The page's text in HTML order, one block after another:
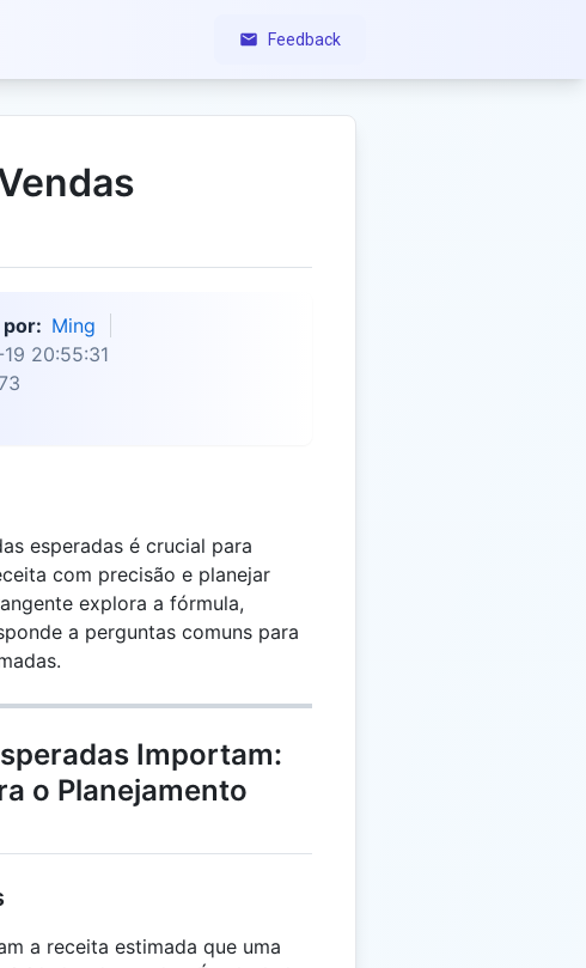
Feedback
por: Ming
20:55:31
esperadas é crucial para
com precisão e planejar
explora a fórmula,
a perguntas comuns para
Importam:
o Planejamento
a receita estimada que uma